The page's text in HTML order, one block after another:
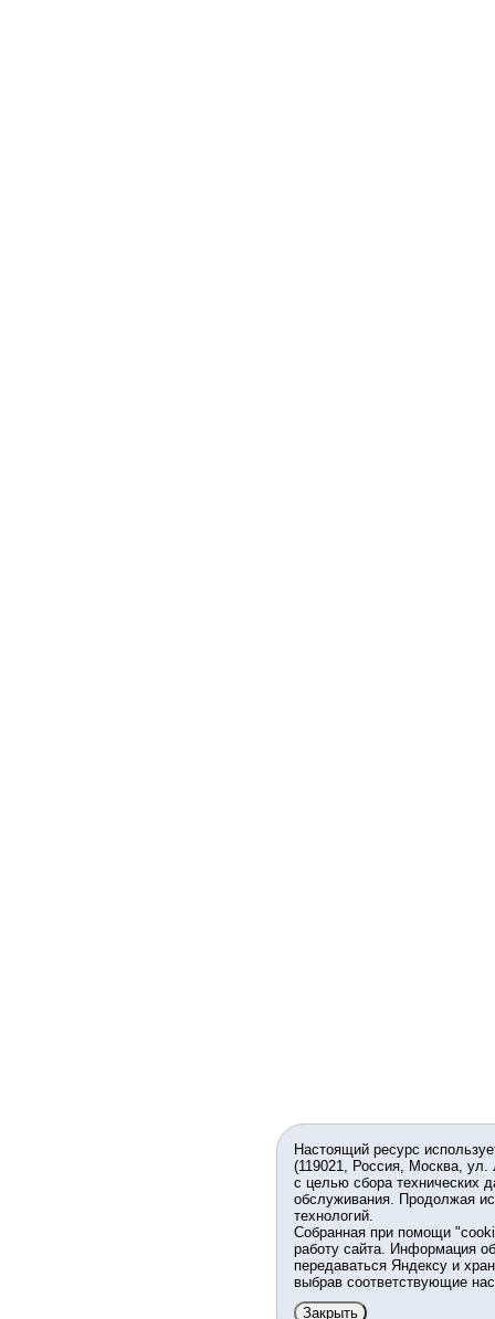
Настоящий ресурс
(119021, Россия, Москва,
с целью сбора технических
обслуживания. Продолжая
технологий.
Собранная при помощи
работу сайта. Информация
передаваться Яндексу и
выбрав соответствующие
Закрыть